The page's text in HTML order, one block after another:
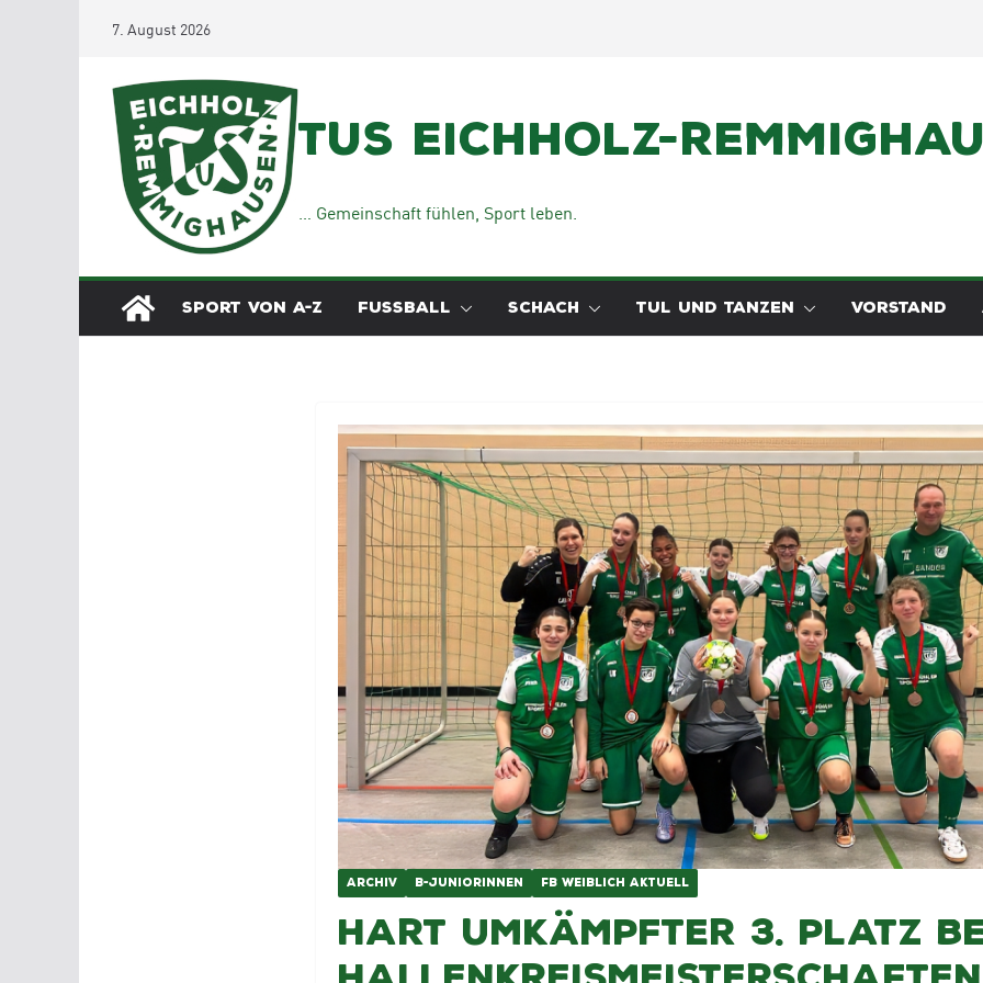
springen
7. August 2026
TuS Eichholz-
… Gemeinschaft fühlen, Sport leben.
SPORT VON A-Z FUSSBALL SCHACH TUL UND TANZEN VORSTAND
ARCHIV B-JUNIORINNEN FB WEIBLICH AKTUELL
Hart umkämpfter 3. Platz